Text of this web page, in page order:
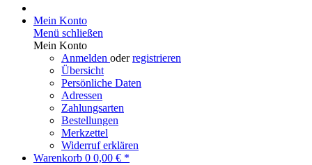
Mein Konto
Menü schließen
Mein Konto
Anmelden oderregistrieren
Übersicht
Persönliche Daten
Adressen
Zahlungsarten
Bestellungen
Merkzettel
Widerruf erklären
Warenkorb 0 0,00 € *